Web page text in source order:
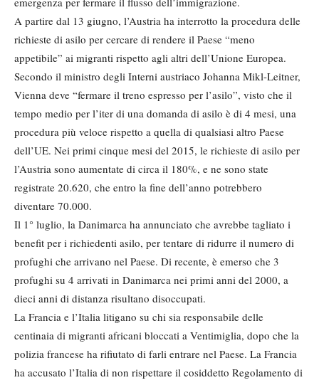
A partire dal 13 giugno, l’Austria ha interrotto la procedura delle
richieste di asilo per cercare di rendere il Paese “meno
appetibile” ai migranti rispetto agli altri dell’Unione Europea.
Secondo il ministro degli Interni austriaco Johanna Mikl-Leitner,
Vienna deve “fermare il treno espresso per l’asilo”, visto che il
tempo medio per l’iter di una domanda di asilo è di 4 mesi, una
procedura più veloce rispetto a quella di qualsiasi altro Paese
dell’UE. Nei primi cinque mesi del 2015, le richieste di asilo per
l’Austria sono aumentate di circa il 180%, e ne sono state
registrate 20.620, che entro la fine dell’anno potrebbero
diventare 70.000.
Il 1° luglio, la Danimarca ha annunciato che avrebbe tagliato i
benefit per i richiedenti asilo, per tentare di ridurre il numero di
profughi che arrivano nel Paese. Di recente, è emerso che 3
profughi su 4 arrivati in Danimarca nei primi anni del 2000, a
dieci anni di distanza risultano disoccupati.
La Francia e l’Italia litigano su chi sia responsabile delle
centinaia di migranti africani bloccati a Ventimiglia, dopo che la
polizia francese ha rifiutato di farli entrare nel Paese. La Francia
ha accusato l’Italia di non rispettare il cosiddetto Regolamento di